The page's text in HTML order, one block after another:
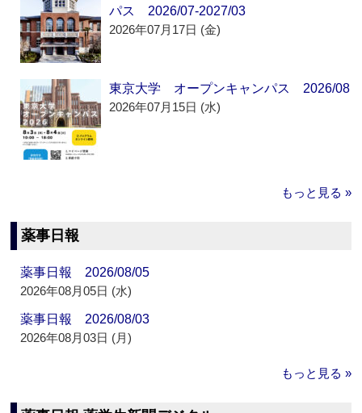
パス 2026/07-2027/03
2026年07月17日 (金)
東京大学 オープンキャンパス 2026/08
2026年07月15日 (水)
もっと見る »
薬事日報
薬事日報 2026/08/05
2026年08月05日 (水)
薬事日報 2026/08/03
2026年08月03日 (月)
もっと見る »